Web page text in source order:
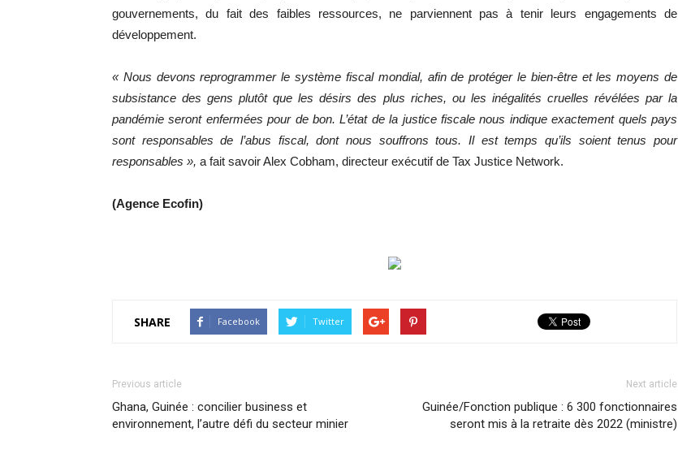
gouvernements, du fait des faibles ressources, ne parviennent pas à tenir leurs engagements de
développement.
« Nous devons reprogrammer le système fiscal mondial, afin de protéger le bien-être et les moyens de
subsistance des gens plutôt que les désirs des plus riches, ou les inégalités cruelles révélées par la
pandémie seront enfermées pour de bon. L’état de la justice fiscale nous indique exactement quels pays
sont responsables de l’abus fiscal, dont nous souffrons tous. Il est temps qu’ils soient tenus pour
responsables », a fait savoir Alex Cobham, directeur exécutif de Tax Justice Network.
(Agence Ecofin)
SHARE Facebook Twitter
Previous article
Ghana, Guinée : concilier business et
environnement, l’autre défi du secteur minier
Next article
Guinée/Fonction publique : 6 300 fonctionnaires
seront mis à la retraite dès 2022 (ministre)